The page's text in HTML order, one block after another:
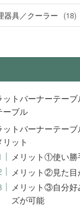
器具／クーラー (18)
ットバーナーテー
ーブル
ットバーナーテーブ
リット
メリット①使い勝
メリット②見た目
メリット③自分好
ズが可能